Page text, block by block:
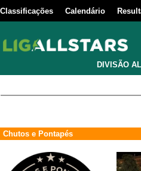
Classificações Calendário
DIVISÃO
Chutos e Pontapés